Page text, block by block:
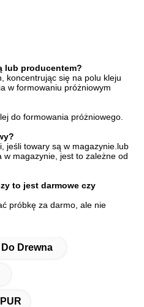
lub producentem?
koncentrując się na polu kleju
w formowaniu próżniowym
do formowania próżniowego.
jeśli towary są w magazynie.lub
magazynie, jest to zależne od
to jest darmowe czy
próbkę za darmo, ale nie
Drewna